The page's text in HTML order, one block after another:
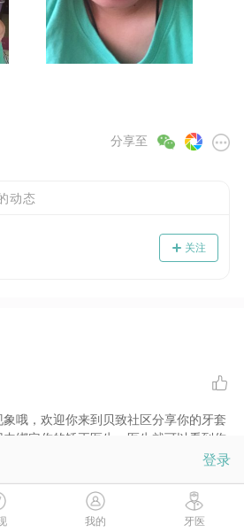
分享至
动态
关注
哦，欢迎你来到贝致社区分享你的牙套
绑定你的矫正医生，医生就可以看到你
和你互动，是不是超厉害的？！赶紧去
登录
我的 牙医